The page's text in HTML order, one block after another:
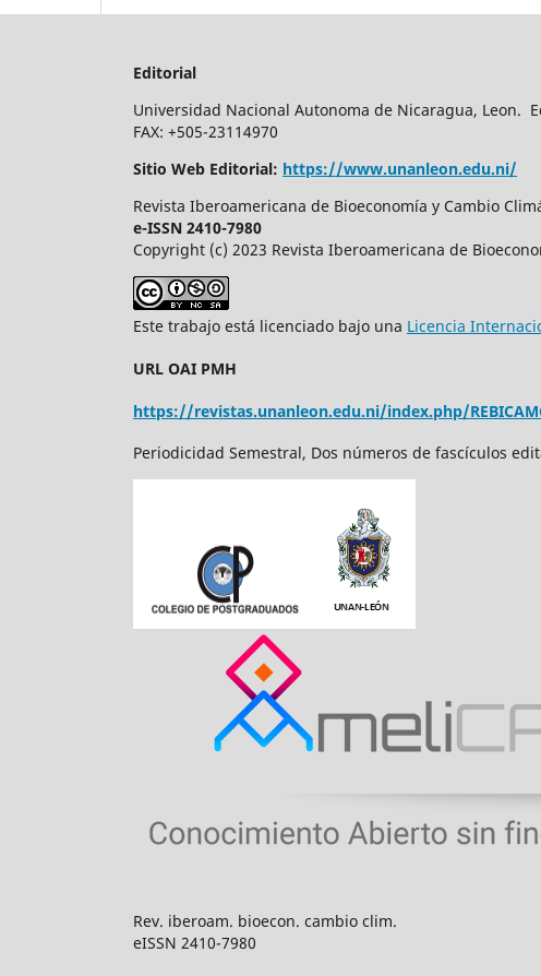
Editorial
Universidad Nacional Autonoma de Nicaragua, Leon.
FAX: +505-23114970
Sitio Web Editorial: https://www.unanleon.edu.ni/
Revista Iberoamericana de Bioeconomía y Cambio
e-ISSN 2410-7980
Copyright (c) 2023 Revista Iberoamericana de
Este trabajo está licenciado bajo una Licencia
URL OAI PMH
https://revistas.unanleon.edu.ni/index.php/
Periodicidad Semestral, Dos números de fascículos
Rev. iberoam. bioecon. cambio clim.
eISSN 2410-7980